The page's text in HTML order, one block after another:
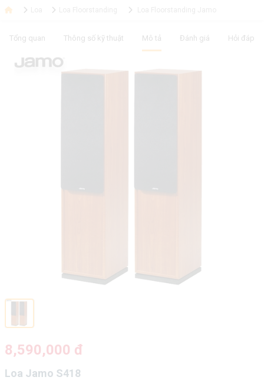
Tổng quan Thông số kỹ thuật Mô tả Đánh giá Hỏi đáp
8,590,000 đ
Loa Jamo S418